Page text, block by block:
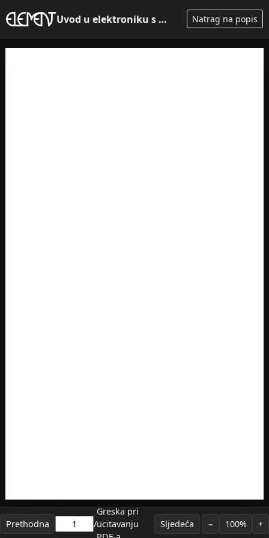
Uvod u elektroniku s primjenom... Natrag na popis
Prethodna /
Greska pri
ucitavanju
Sljedeća − 100% +